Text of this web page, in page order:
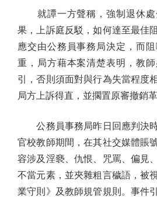
就譚一方聲稱，強制退休處
果，上訴庭反駁，如何達至最佳
應交由公務員事務局決定，而
重，局方藉本案清楚表明，教
引，否則須面對與行為失當程度
局方上訴得直，並擱置原審撤銷
公務員事務局昨日回應判決
官校教師期間，在其社交媒體賬
容涉及淫褻、仇恨、咒罵、偏見
不當元素，並夾雜粗言穢語，被
業守則》及教師規管規則。事件